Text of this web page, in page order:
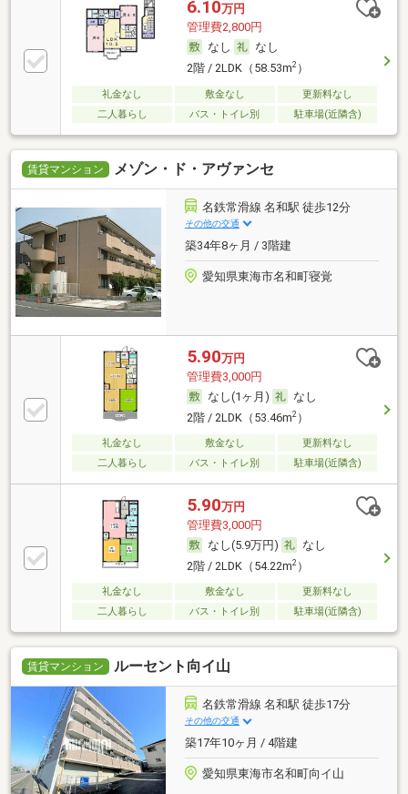
6.10万円
管理費2,800円
なし
なし
2階 / 2LDK（58.53m2）
礼金なし 敷金なし
更新料なし
二人暮らし
バス・トイレ別 駐車場(近隣含)
賃貸マンション メゾン・ド・アヴァンセ
名鉄常滑線 名和駅 徒歩12分
その他の交通
築34年8ヶ月 / 3階建
愛知県東海市名和町寝覚
5.90万円
管理費3,000円
なし(1ヶ月)
なし
2階 / 2LDK（53.46m2）
礼金なし 敷金なし
更新料なし
二人暮らし
バス・トイレ別 駐車場(近隣含)
5.90万円
管理費3,000円
なし(5.9万円)
なし
2階 / 2LDK（54.22m2）
礼金なし 敷金なし
更新料なし
二人暮らし
バス・トイレ別 駐車場(近隣含)
賃貸マンション ルーセント向イ山
名鉄常滑線 名和駅 徒歩17分
その他の交通
築17年10ヶ月 / 4階建
愛知県東海市名和町向イ山